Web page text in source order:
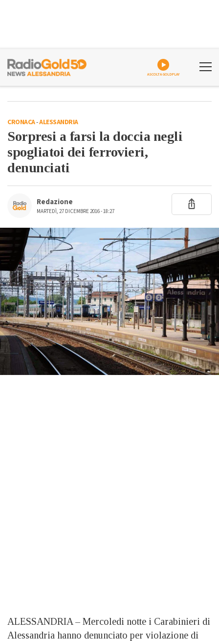
ASCOLTA GOLDPLAY
CRONACA-ALESSANDRIA
Sorpresi a farsi la doccia negli
spogliatoi dei ferrovieri,
denunciati
Redazione
MARTEDÌ, 27 DICEMBRE 2016 - 18:27
ALESSANDRIA – Mercoledi notte i Carabinieri di
Alessandria hanno denunciato per violazione di